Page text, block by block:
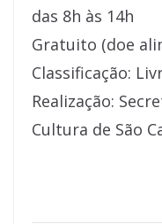
das 8h às 14h
Gratuito (doe
Classificação:
Realização:
Cultura de São